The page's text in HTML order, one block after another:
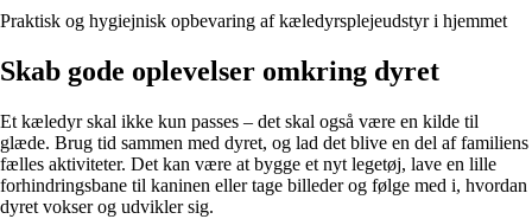
Praktisk og hygiejnisk opbevaring af kæledyrsplejeudstyr i hjemmet
Skab gode oplevelser omkring dyret
Et kæledyr skal ikke kun passes – det skal også være en kilde til
glæde. Brug tid sammen med dyret, og lad det blive en del af familiens
fælles aktiviteter. Det kan være at bygge et nyt legetøj, lave en lille
forhindringsbane til kaninen eller tage billeder og følge med i, hvordan
dyret vokser og udvikler sig.